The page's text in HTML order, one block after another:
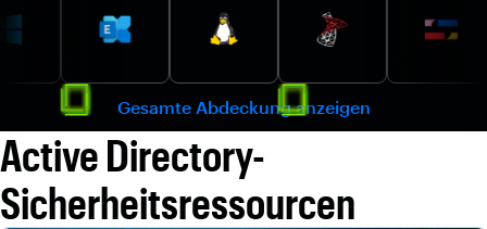
Gesamte Abdeckung anzeigen
Active Directory-
Sicherheitsressourcen